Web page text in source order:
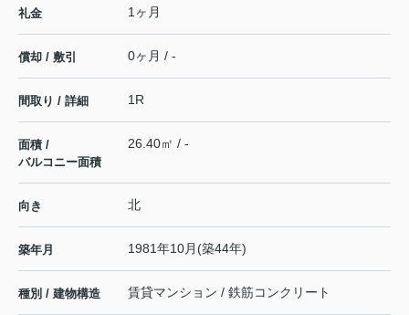
礼金 1ヶ月
償却 / 敷引 0ヶ月 / -
間取り / 詳細 1R
面積 /
バルコニー面積
26.40㎡ / -
向き 北
築年月 1981年10月(築44年)
種別 / 建物構造 賃貸マンション / 鉄筋コンクリート